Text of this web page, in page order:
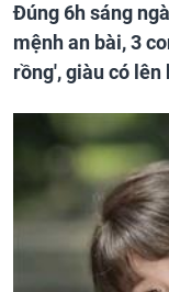
Đúng 6h sáng
mệnh an bài, 3
rồng', giàu có lên